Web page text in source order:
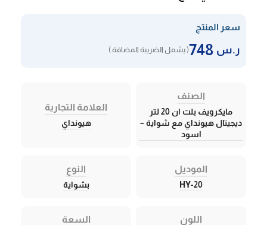
سعر المنتج
ر.س ( يشمل الضريبة المضافة )
الصنف
مايكرويف بلت ان 20 لتر
ديجيتال هيونداي مع شواية –
اسود
العلامة التجارية
هيونداي
الموديل
HY-20
النوع
بشواية
اللون السعة